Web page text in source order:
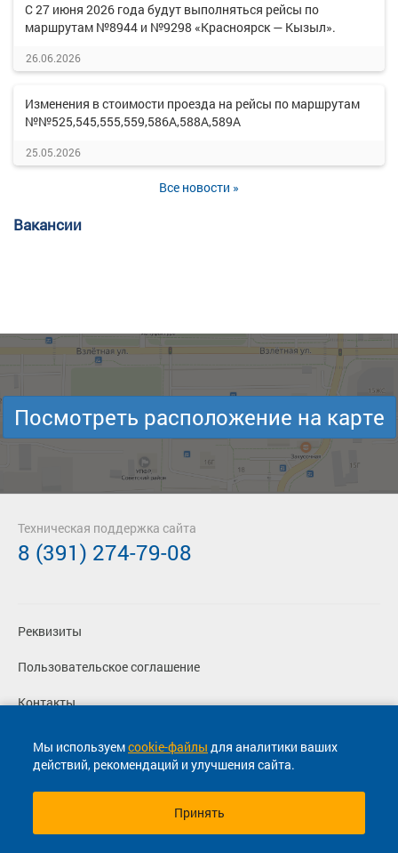
С 27 июня 2026 года будут выполняться рейсы по
маршрутам №8944 и №9298 «Красноярск — Кызыл».
26.06.2026
Изменения в стоимости проезда на рейсы по маршрутам
№№525,545,555,559,586А,588А,589А
25.05.2026
Все новости »
Вакансии
Мы используемcookie-файлы для аналитики ваших
действий, рекомендаций и улучшения сайта.
Принять
Посмотреть расположение на карте
Реквизиты
Пользовательское соглашение
Контакты
Политика конфиденциальности
Перевозчикам
Техническая поддержка сайта
8 (391) 274-79-08
© 2013-2026, ООО "Капитал"- Онлайн сервис продажи